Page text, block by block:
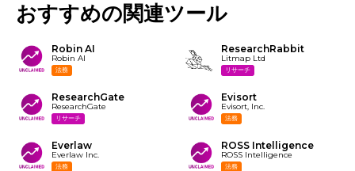
おすすめの関連ツール
Robin AI
Robin AI
法務
ResearchRabbit
Litmap Ltd
リサーチ
ResearchGate
ResearchGate
リサーチ
Evisort
Evisort, Inc.
法務
Everlaw
Everlaw Inc.
法務
ROSS Intelligence
ROSS Intelligence
法務